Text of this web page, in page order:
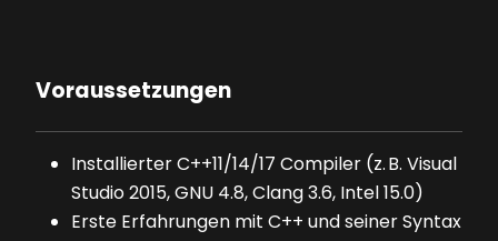
Voraussetzungen
Installierter C++11/14/17 Compiler (z. B. Visual
Studio 2015, GNU 4.8, Clang 3.6, Intel 15.0)
Erste Erfahrungen mit C++ und seiner Syntax